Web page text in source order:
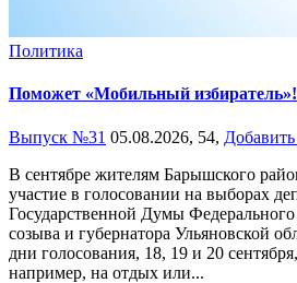
Политика
Поможет «Мобильный избиратель»!
Выпуск №31 05.08.2026, 54,
В сентябре жителям Барышского
участие в голосовании на выборах
Государственной Думы
созыва и губернатора Ульяновской
дни голосования, 18, 19 и 20
например, на отдых или...